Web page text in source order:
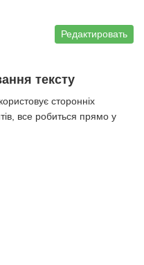
Редактировать
тексту
сторонніх
все робиться прямо у